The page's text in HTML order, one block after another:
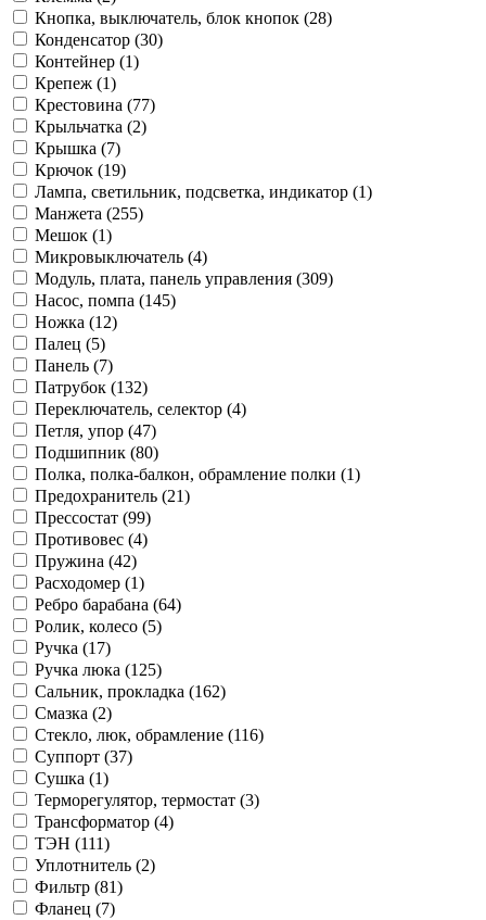
Кнопка, выключатель, блок кнопок (28)
Конденсатор (30)
Контейнер (1)
Крепеж (1)
Крестовина (77)
Крыльчатка (2)
Крышка (7)
Крючок (19)
Лампа, светильник, подсветка, индикатор (1)
Манжета (255)
Мешок (1)
Микровыключатель (4)
Модуль, плата, панель управления (309)
Насос, помпа (145)
Ножка (12)
Палец (5)
Панель (7)
Патрубок (132)
Переключатель, селектор (4)
Петля, упор (47)
Подшипник (80)
Полка, полка-балкон, обрамление полки (1)
Предохранитель (21)
Прессостат (99)
Противовес (4)
Пружина (42)
Расходомер (1)
Ребро барабана (64)
Ролик, колесо (5)
Ручка (17)
Ручка люка (125)
Сальник, прокладка (162)
Смазка (2)
Стекло, люк, обрамление (116)
Суппорт (37)
Сушка (1)
Терморегулятор, термостат (3)
Трансформатор (4)
ТЭН (111)
Уплотнитель (2)
Фильтр (81)
Фланец (7)